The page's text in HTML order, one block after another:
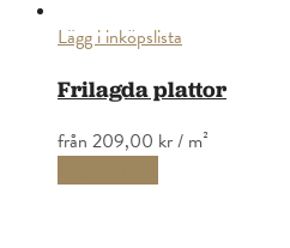
Lägg i inköpslista
Frilagda plattor
från 209,00 kr/ m²